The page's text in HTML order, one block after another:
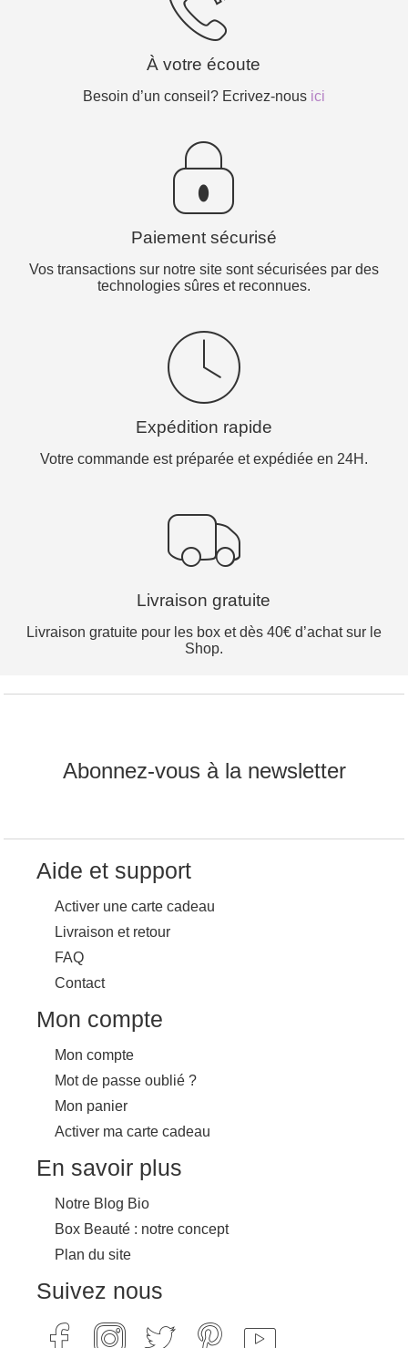
À votre écoute
Besoin d’un conseil? Ecrivez-nous ici
Paiement sécurisé
Vos transactions sur notre site sont sécurisées par des
technologies sûres et reconnues.
Expédition rapide
Votre commande est préparée et expédiée en 24H.
Livraison gratuite
Livraison gratuite pour les box et dès 40€ d’achat sur le
Shop.
Abonnez-vous à la newsletter
Aide et support
Activer une carte cadeau
Livraison et retour
FAQ
Contact
Mon compte
Mon compte
Mot de passe oublié ?
Mon panier
Activer ma carte cadeau
En savoir plus
Notre Blog Bio
Box Beauté : notre concept
Plan du site
Suivez nous